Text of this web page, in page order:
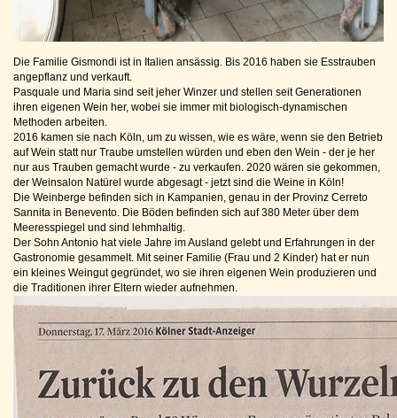
Die Familie Gismondi ist in Italien ansässig. Bis 2016 haben sie Esstrauben
angepflanz und verkauft.
Pasquale und Maria sind seit jeher Winzer und stellen seit Generationen
ihren eigenen Wein her, wobei sie immer mit biologisch-dynamischen
Methoden arbeiten.
2016 kamen sie nach Köln, um zu wissen, wie es wäre, wenn sie den Betrieb
auf Wein statt nur Traube umstellen würden und eben den Wein - der je her
nur aus Trauben gemacht wurde - zu verkaufen. 2020 wären sie gekommen,
der Weinsalon Natürel wurde abgesagt - jetzt sind die Weine in Köln!
Die Weinberge befinden sich in Kampanien, genau in der Provinz Cerreto
Sannita in Benevento. Die Böden befinden sich auf 380 Meter über dem
Meeresspiegel und sind lehmhaltig.
Der Sohn Antonio hat viele Jahre im Ausland gelebt und Erfahrungen in der
Gastronomie gesammelt. Mit seiner Familie (Frau und 2 Kinder) hat er nun
ein kleines Weingut gegründet, wo sie ihren eigenen Wein produzieren und
die Traditionen ihrer Eltern wieder aufnehmen.